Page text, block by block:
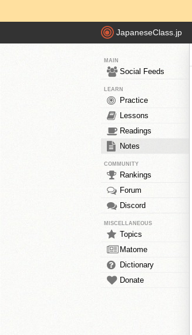
JapaneseClass.jp
MAIN
Social Feeds
LEARN
Practice
Lessons
Readings
Notes
COMMUNITY
Rankings
Forum
Discord
MISCELLANEOUS
Topics
Matome
Dictionary
Donate